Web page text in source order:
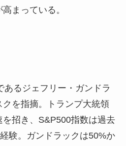
まっている。
あるジェフリー・ガンドラ
クを指摘。トランプ大統領
招き、S&P500指数は過去
験。ガンドラックは50%か